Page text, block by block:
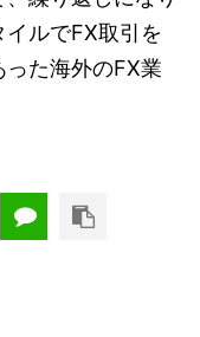
ルでFX取引を
た海外のFX業